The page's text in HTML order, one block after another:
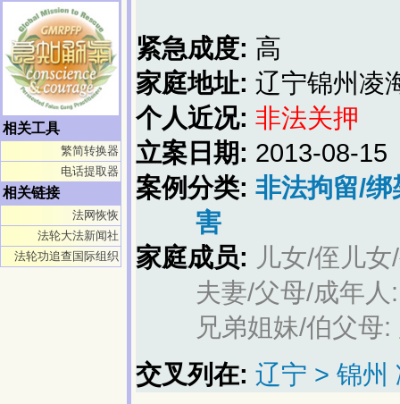
相关工具
繁简转换器
电话提取器
相关链接
法网恢恢
法轮大法新闻社
法轮功追查国际组织
紧急成度: 高
家庭地址: 辽宁锦州凌
个人近况: 非法关押
立案日期: 2013-08-15
案例分类: 非法拘留/绑
害
家庭成员: 儿女/侄儿
夫妻/父母/成年
兄弟姐妹/伯父母:
交叉列在: 辽宁 > 锦